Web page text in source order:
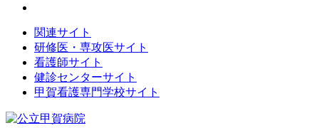
関連サイト
研修医・専攻医サイト
看護師サイト
健診センターサイト
甲賀看護専門学校サイト